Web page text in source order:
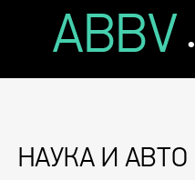
ABBV .
НАУКА И АВТО